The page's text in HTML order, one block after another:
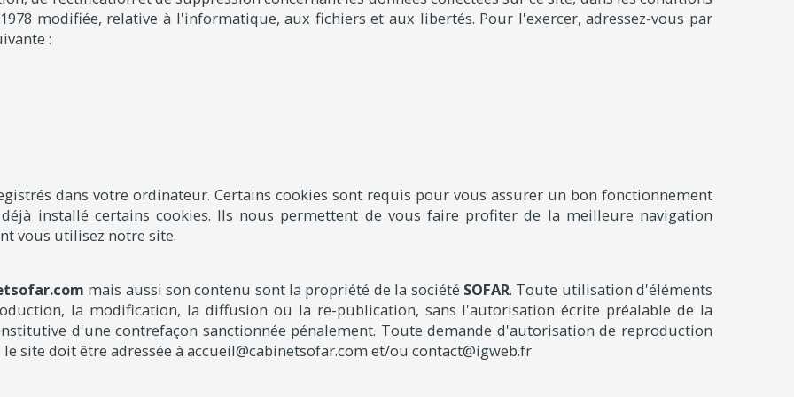
modifiée, relative à l'informatique, aux fichiers et aux libertés. Pour l'exercer, adressez-vous par
:
dans votre ordinateur. Certains cookies sont requis pour vous assurer un bon fonctionnement
installé certains cookies. Ils nous permettent de vous faire profiter de la meilleure navigation
vous utilisez notre site.
mais aussi son contenu sont la propriété de la société SOFAR. Toute utilisation d'éléments
la modification, la diffusion ou la re-publication, sans l'autorisation écrite préalable de la
d'une contrefaçon sanctionnée pénalement. Toute demande d'autorisation de reproduction
site doit être adressée à accueil@cabinetsofar.com et/ou contact@igweb.fr